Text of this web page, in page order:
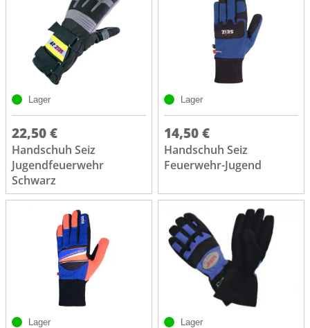
Lager
22,50 €
Handschuh Seiz
Jugendfeuerwehr
Schwarz
Lager
14,50 €
Handschuh Seiz
Feuerwehr-Jugend
Lager Lager